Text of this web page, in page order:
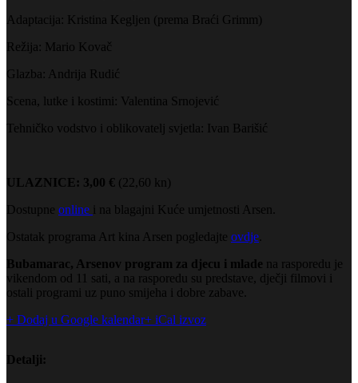
Adaptacija: Kristina Kegljen (prema Braći Grimm)
Režija: Mario Kovač
Glazba: Andrija Rudić
Scena, lutke i kostimi: Valentina Srnojević
Tehničko vodstvo i oblikovatelj svjetla: Ivan Barišić
ULAZNICE: 3,00 € (22,60 kn)
Dostupne online i na blagajni Kuće umjetnosti Arsen.
Ostatak programa Art kina Arsen pogledajte ovdje
Bubamarac, Arsenov program za djecu i mlade na rasporedu je
vikendom od 11 sati, a na rasporedu su predstave, dječji filmovi i
ostali programi uz puno smijeha i dobre zabave.
+ Dodaj u Google kalendar+ iCal izvoz
Detalji: